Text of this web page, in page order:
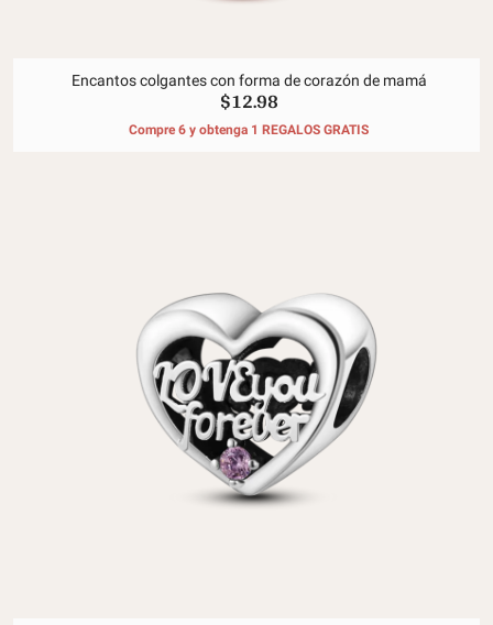
Encantos colgantes con forma de corazón de mamá
$12.98
Compre 6 y obtenga 1 REGALOS GRATIS